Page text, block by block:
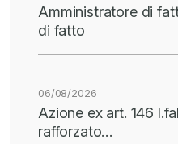
Amministratore di
di fatto
06/08/2026
Azione ex art. 146
rafforzato…